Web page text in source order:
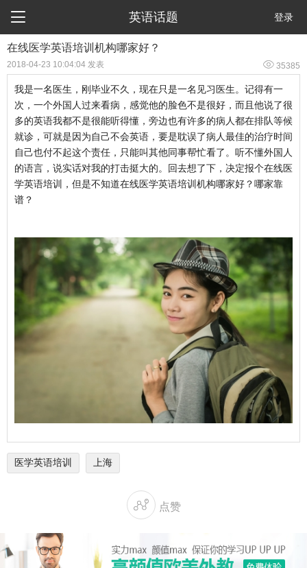
 英语话题 登录
在线医学英语培训机构哪家好？
2018-04-23 10:04:04 发表  35385
我是一名医生，刚毕业不久，现在只是一名见习医生。记得有一
次，一个外国人过来看病，感觉他的脸色不是很好，而且他说了很
多的英语我都不是很能听得懂，旁边也有许多的病人都在排队等候
就诊，可就是因为自己不会英语，要是耽误了病人最佳的治疗时间
自己也付不起这个责任，只能叫其他同事帮忙看了。听不懂外国人
的语言，说实话对我的打击挺大的。回去想了下，决定报个在线医
学英语培训，但是不知道在线医学英语培训机构哪家好？哪家靠
谱？
医学英语培训 上海
 点赞